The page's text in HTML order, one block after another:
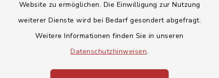
Website zu ermöglichen. Die Einwilligung zur Nutzung
weiterer Dienste wird bei Bedarf gesondert abgefragt.
Weitere Informationen finden Sie in unseren
Datenschutzhinweisen.
Impressum
Sitemap